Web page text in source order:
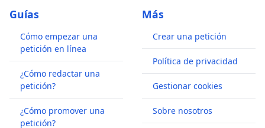
Guías
Cómo empezar una
petición en línea
¿Cómo redactar una
petición?
¿Cómo promover una
petición?
Más
Crear una petición
Política de privacidad
Gestionar cookies
Sobre nosotros